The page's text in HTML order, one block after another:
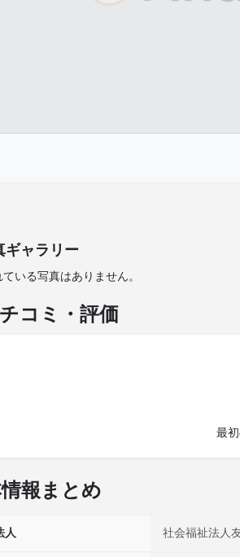
ギャラリー
いる写真はありません。
コミ・評価
最
報まとめ
人 社会福祉法人